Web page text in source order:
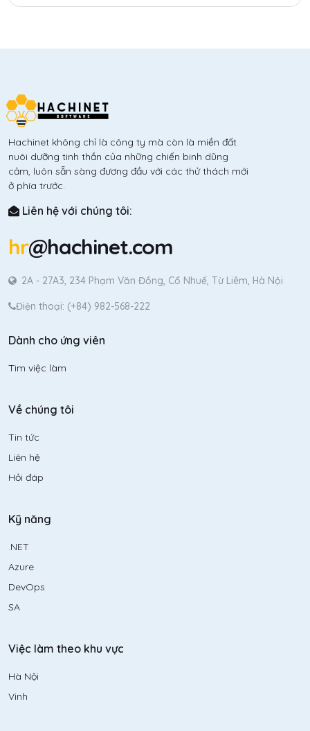
Hachinet không chỉ là công ty mà còn là miền đất
nuôi dưỡng tinh thần của những chiến binh dũng
cảm, luôn sẵn sàng đương đầu với các thử thách mới
ở phía trước.
Liên hệ với chúng tôi:
hr@hachinet.com
2A - 27A3, 234 Phạm Văn Đồng, Cổ Nhuế, Từ Liêm, Hà Nội
Điện thoại: (+84) 982-568-222
Dành cho ứng viên
Tìm việc làm
Về chúng tôi
Tin tức
Liên hệ
Hỏi đáp
Kỹ năng
.NET
Azure
DevOps
SA
Việc làm theo khu vực
Hà Nội
Vinh